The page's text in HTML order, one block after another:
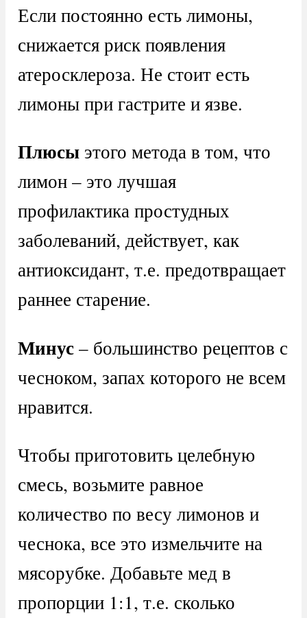
Если постоянно есть лимоны,
снижается риск появления
атеросклероза. Не стоит есть
лимоны при гастрите и язве.
Плюсыэтого метода в том, что
лимон – это лучшая
профилактика простудных
заболеваний, действует, как
антиоксидант, т.е. предотвращает
раннее старение.
Минус– большинство рецептов с
чесноком, запах которого не всем
нравится.
Чтобы приготовить целебную
смесь, возьмите равное
количество по весу лимонов и
чеснока, все это измельчите на
мясорубке. Добавьте мед в
пропорции 1:1, т.е. сколько